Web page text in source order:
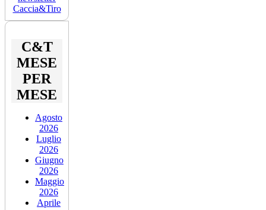
C&T
MESE
PER
MESE
Agosto
2026
Luglio
2026
Giugno
2026
Maggio
2026
Aprile